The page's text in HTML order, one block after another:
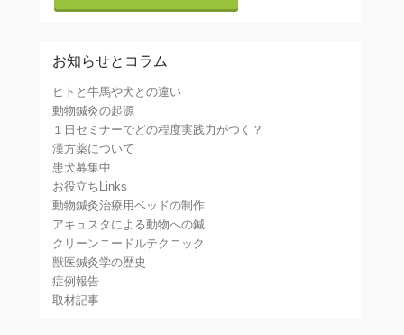
お知らせとコラム
ヒトと牛馬や犬との違い
動物鍼灸の起源
１日セミナーでどの程度実践力がつく？
漢方薬について
患犬募集中
お役立ちLinks
動物鍼灸治療用ベッドの制作
アキュスタによる動物への鍼
クリーンニードルテクニック
獣医鍼灸学の歴史
症例報告
取材記事